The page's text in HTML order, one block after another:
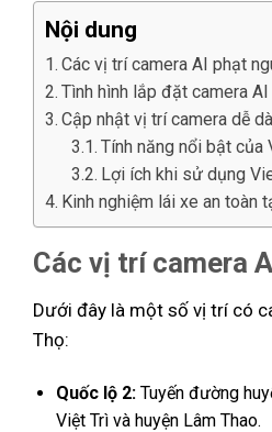
Nội dung
Các vị trí camera AI phạt
Tình hình lắp đặt camera
Cập nhật vị trí camera dễ
Tính năng nổi bật của
Lợi ích khi sử dụng
Kinh nghiệm lái xe an toàn
Các vị trí camera
Dưới đây là một số vị trí có
Thọ:
Quốc lộ 2:Tuyến đường
Việt Trì và huyện Lâm Thao.